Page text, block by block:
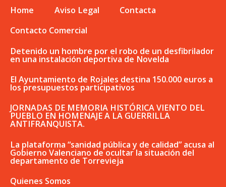
Home Aviso Legal
Contacta
Contacto Comercial
Detenido un hombre por el robo de un desfibrilador
en una instalación deportiva de Novelda
El Ayuntamiento de Rojales destina 150.000 euros a
los presupuestos participativos
JORNADAS DE MEMORIA HISTÓRICA VIENTO DEL
PUEBLO EN HOMENAJE A LA GUERRILLA
ANTIFRANQUISTA.
La plataforma “sanidad pública y de calidad” acusa al
Gobierno Valenciano de ocultar la situación del
departamento de Torrevieja
Quienes Somos